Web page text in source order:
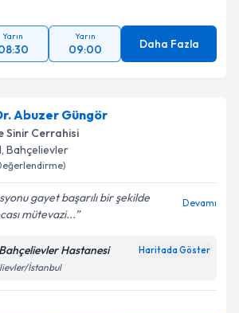
Takvim Talebini Gönder
Yarın Yarın
09:00 Daha Fazla
Abuzer Güngör
Sinir Cerrahisi
, Bahçelievler
gayet başarılı bir şekilde
mütevazi...
Devamı
Hastanesi Haritada Göster
İstanbul